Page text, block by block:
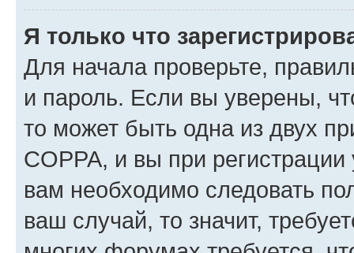
Я только что
Для начала проверьте,
и пароль. Если вы уверены,
то может быть одна из двух
COPPA, и вы при
вам необходимо следовать
ваш случай, то значит,